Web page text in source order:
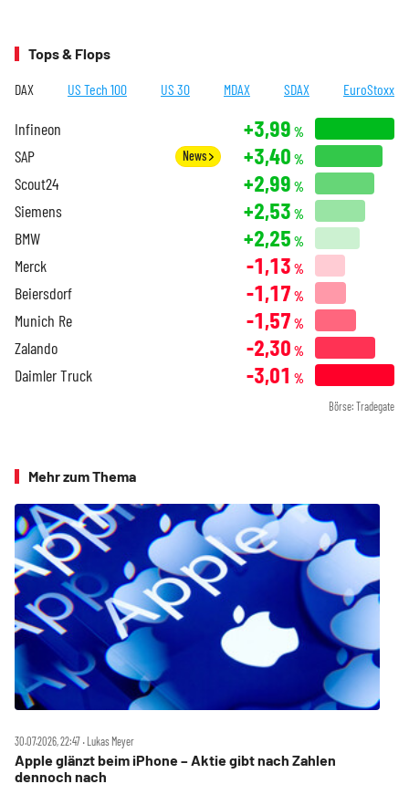
Tops & Flops
DAX US Tech 100 US 30 MDAX SDAX EuroStoxx
Infineon +3,99 %
SAP News +3,40 %
Scout24 +2,99 %
Siemens +2,53 %
BMW +2,25 %
Merck -1,13 %
Beiersdorf -1,17 %
Munich Re -1,57 %
Zalando -2,30 %
Daimler Truck -3,01 %
Börse: Tradegate
Mehr zum Thema
30.07.2026, 22:47 ‧ Lukas Meyer
Apple glänzt beim iPhone – Aktie gibt nach Zahlen
dennoch nach